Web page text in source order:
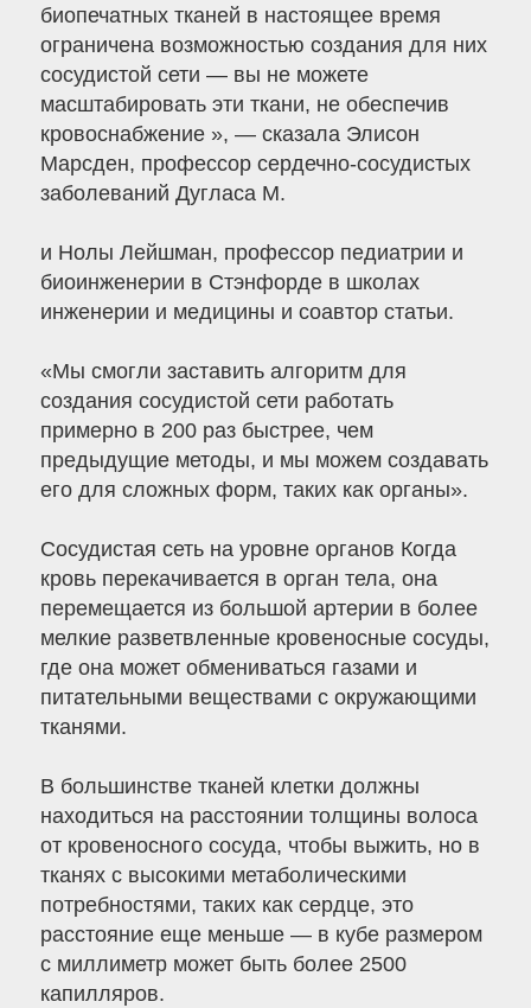
биопечатных тканей в настоящее время
ограничена возможностью создания для них
сосудистой сети — вы не можете
масштабировать эти ткани, не обеспечив
кровоснабжение », — сказала Элисон
Марсден, профессор сердечно-сосудистых
заболеваний Дугласа М.
и Нолы Лейшман, профессор педиатрии и
биоинженерии в Стэнфорде в школах
инженерии и медицины и соавтор статьи.
«Мы смогли заставить алгоритм для
создания сосудистой сети работать
примерно в 200 раз быстрее, чем
предыдущие методы, и мы можем создавать
его для сложных форм, таких как органы».
Сосудистая сеть на уровне органов Когда
кровь перекачивается в орган тела, она
перемещается из большой артерии в более
мелкие разветвленные кровеносные сосуды,
где она может обмениваться газами и
питательными веществами с окружающими
тканями.
В большинстве тканей клетки должны
находиться на расстоянии толщины волоса
от кровеносного сосуда, чтобы выжить, но в
тканях с высокими метаболическими
потребностями, таких как сердце, это
расстояние еще меньше — в кубе размером
с миллиметр может быть более 2500
капилляров.